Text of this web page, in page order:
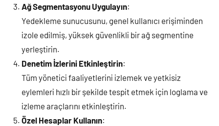
Ağ Segmentasyonu Uygulayın:
Yedekleme sunucusunu, genel kullanıcı erişiminden
izole edilmiş, yüksek güvenlikli bir ağ segmentine
yerleştirin.
Denetim İzlerini Etkinleştirin:
Tüm yönetici faaliyetlerini izlemek ve yetkisiz
eylemleri hızlı bir şekilde tespit etmek için loglama ve
izleme araçlarını etkinleştirin.
Özel Hesaplar Kullanın: